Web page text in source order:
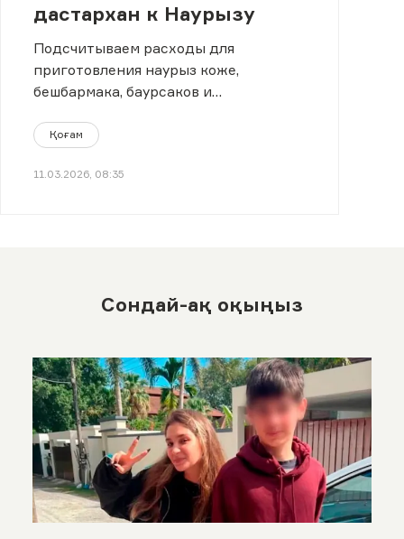
дастархан к Наурызу
Подсчитываем расходы для
приготовления наурыз коже,
бешбармака, баурсаков и
Қоғам
11.03.2026, 08:35
Сондай-ақ оқыңыз